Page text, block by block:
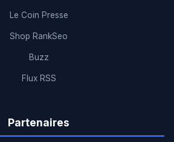
Le Coin Presse
Shop RankSeo
Buzz
Flux RSS
Partenaires